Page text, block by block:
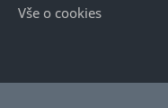
Vše o cookies